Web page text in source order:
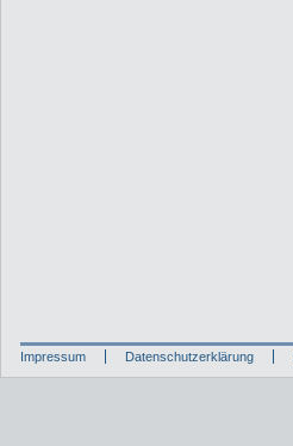
Impressum Datenschutzerklärung